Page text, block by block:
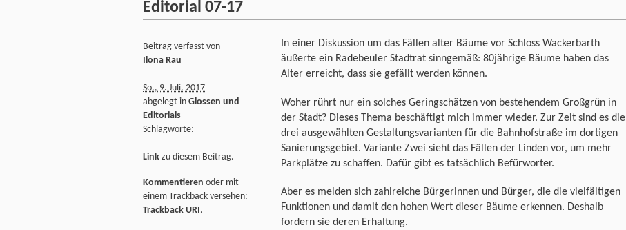
Editorial 07-17
In einer Diskussion um das Fällen alter Bäume vor Schloss Wackerbarth
äußerte ein Radebeuler Stadtrat sinngemäß: 80jährige Bäume haben das
Alter erreicht, dass sie gefällt werden können.
Woher rührt nur ein solches Geringschätzen von bestehendem Großgrün in
der Stadt? Dieses Thema beschäftigt mich immer wieder. Zur Zeit sind es die
drei ausgewählten Gestaltungsvarianten für die Bahnhofstraße im dortigen
Sanierungsgebiet. Variante Zwei sieht das Fällen der Linden vor, um mehr
Parkplätze zu schaffen. Dafür gibt es tatsächlich Befürworter.
Aber es melden sich zahlreiche Bürgerinnen und Bürger, die die vielfältigen
Funktionen und damit den hohen Wert dieser Bäume erkennen. Deshalb
fordern sie deren Erhaltung.
Beitrag verfasst von
Ilona Rau
So., 9. Juli. 2017
abgelegt in Glossen und
Editorials
Schlagworte:
Link zu diesem Beitrag.
Kommentieren oder mit
einem Trackback versehen:
Trackback URI.